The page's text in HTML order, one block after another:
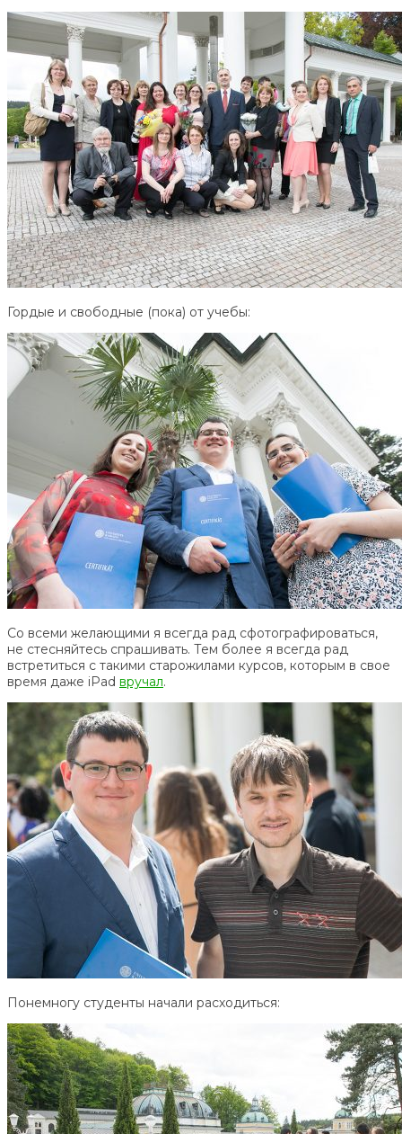
Гордые и свободные (пока) от учебы:
Со всеми желающими я всегда рад сфотографироваться,
не стесняйтесь спрашивать. Тем более я всегда рад
встретиться с такими старожилами курсов, которым в свое
время даже iPad вручал.
Понемногу студенты начали расходиться: